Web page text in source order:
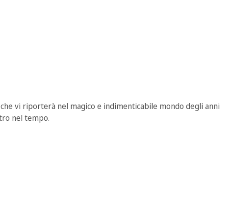
vi riporterà nel magico e indimenticabile mondo degli anni
nel tempo.